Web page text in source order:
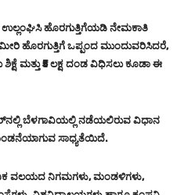
ಹೊರಗುತ್ತಿಗೆಯಡಿ ನೇಮಕಾತಿ
ಹೊರಗುತ್ತಿಗೆ ಒಪ್ಪಂದ ಮುಂದುವರಿಸಿದರೆ,
ಮತ್ತು ₹5 ಲಕ್ಷ ದಂಡ ವಿಧಿಸಲು ಕೂಡಾ ಈ
ಬೆಳಗಾವಿಯಲ್ಲಿ ನಡೆಯಲಿರುವ ವಿಧಾನ
ಸಾಧ್ಯತೆಯಿದೆ.
ವಲಯದ ನಿಗಮಗಳು, ಮಂಡಳಿಗಳು,